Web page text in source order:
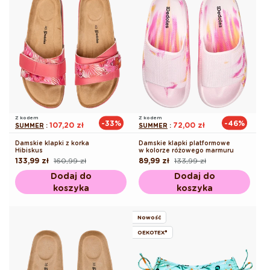
Z kodem
SUMMER : 107,20 zł -33%
Damskie klapki z korka
Hibiskus
Cena
regularna
160,99 zł
Cena
promocyjna
133,99 zł
Dodaj do
koszyka
Z kodem
SUMMER : 72,00 zł -46%
Damskie klapki platformowe
w kolorze różowego marmuru
Cena
regularna
133,99 zł
Cena
promocyjna
89,99 zł
Dodaj do
koszyka
Nowość
OEKOTEX®